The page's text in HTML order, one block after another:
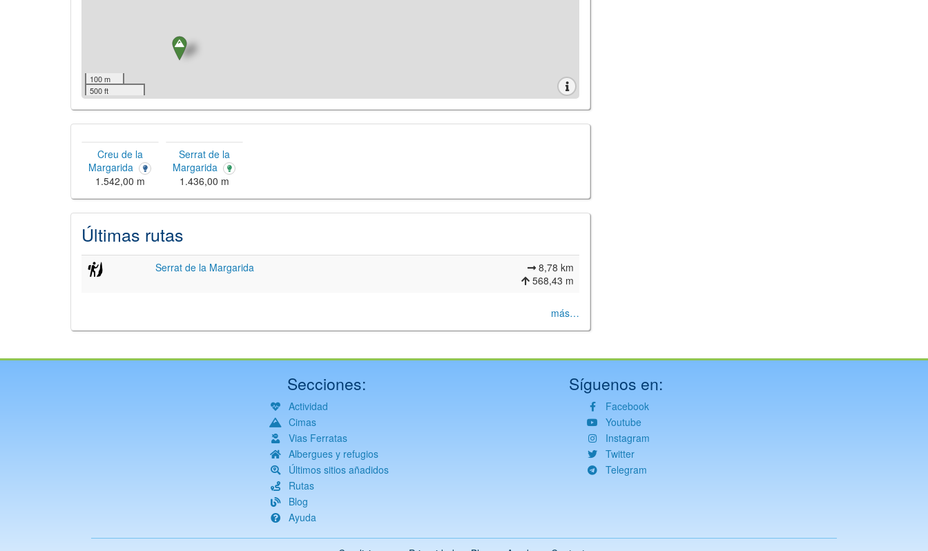
100 m
500 ft
©Leaflet
©
©
Creu de la
Margarida
1.542,00 m
Serrat de la
Margarida
1.436,00 m
Últimas rutas
Serrat de la Margarida
8,78 km
568,43 m
más…
Secciones:
Actividad
Cimas
Vias Ferratas
Albergues y refugios
Últimos sitios añadidos
Rutas
Blog
Ayuda
Síguenos en:
Facebook
Youtube
Instagram
Twitter
Telegram